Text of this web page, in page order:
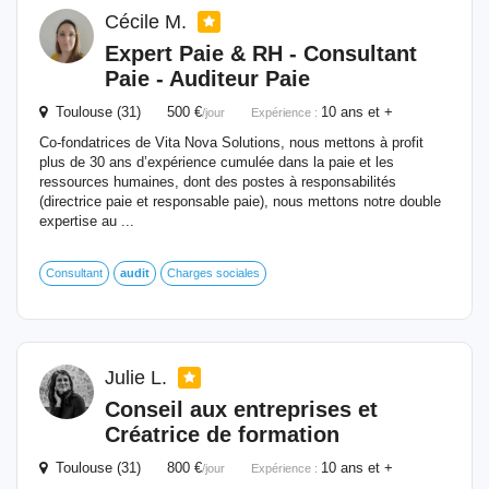
Cécile M.
Expert Paie & RH - Consultant
Paie - Auditeur Paie
Toulouse (31) 500 €/jour Expérience : 10 ans et +
Co-fondatrices de Vita Nova Solutions, nous mettons à profit
plus de 30 ans d’expérience cumulée dans la paie et les
ressources humaines, dont des postes à responsabilités
(directrice paie et responsable paie), nous mettons notre double
expertise au ...
Consultant audit Charges sociales
Julie L.
Conseil aux entreprises et
Créatrice de formation
Toulouse (31) 800 €/jour Expérience : 10 ans et +